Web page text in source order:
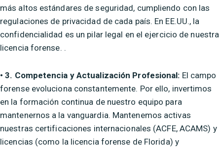
más altos estándares de seguridad, cumpliendo con las
regulaciones de privacidad de cada país. En EE.UU., la
confidencialidad es un pilar legal en el ejercicio de nuestra
licencia forense. .
• 3. Competencia y Actualización Profesional: El campo
forense evoluciona constantemente. Por ello, invertimos
en la formación continua de nuestro equipo para
mantenernos a la vanguardia. Mantenemos activas
nuestras certificaciones internacionales (ACFE, ACAMS) y
licencias (como la licencia forense de Florida) y